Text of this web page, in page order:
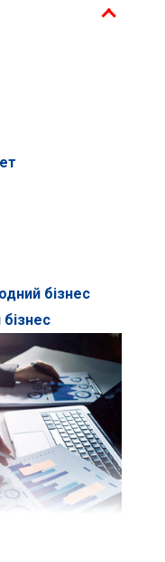
бізнес